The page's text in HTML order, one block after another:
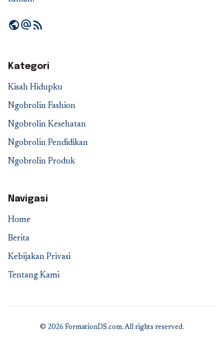
publicalternate_emailrss_feed
Kategori
Kisah Hidupku
Ngobrolin Fashion
Ngobrolin Kesehatan
Ngobrolin Pendidikan
Ngobrolin Produk
Navigasi
Home
Berita
Kebijakan Privasi
Tentang Kami
© 2026 FormationDS.com. All rights reserved.